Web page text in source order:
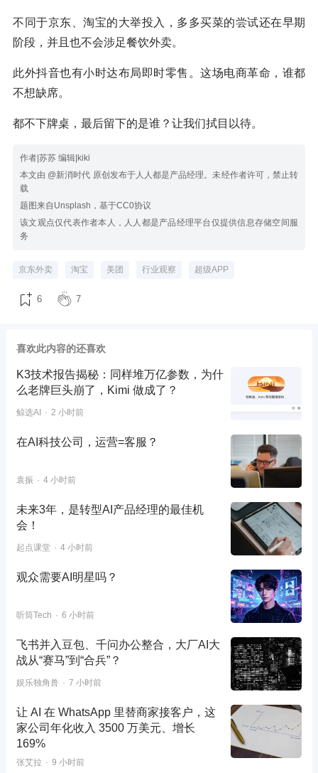
不同于京东、淘宝的大举投入，多多买菜的尝试还在早期
阶段，并且也不会涉足餐饮外卖。
此外抖音也有小时达布局即时零售。这场电商革命，谁都
不想缺席。
都不下牌桌，最后留下的是谁？让我们拭目以待。
作者|苏苏 编辑|kiki
本文由 @新消时代 原创发布于人人都是产品经理。未经作者许可，禁止转
载
题图来自Unsplash，基于CC0协议
该文观点仅代表作者本人，人人都是产品经理平台仅提供信息存储空间服
务
京东外卖 淘宝 美团 行业观察 超级APP
6 7
喜欢此内容的还喜欢
K3技术报告揭秘：同样堆万亿参数，为什
么老牌巨头崩了，Kimi 做成了？
鲸选AI 2 小时前
在AI科技公司，运营=客服？
袁振 4 小时前
未来3年，是转型AI产品经理的最佳机
会！
起点课堂 4 小时前
观众需要AI明星吗？
听筒Tech 6 小时前
飞书并入豆包、千问办公整合，大厂AI大
战从“赛马”到“合兵”？
娱乐独角兽 7 小时前
让 AI 在 WhatsApp 里替商家接客户，这
家公司年化收入 3500 万美元、增长
169%
张艾拉 9 小时前